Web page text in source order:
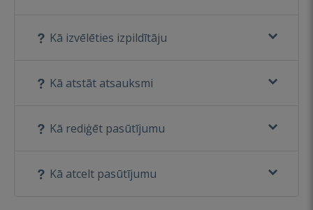
Kā izvēlēties izpildītāju
Kā atstāt atsauksmi
Kā rediģēt pasūtījumu
Kā atcelt pasūtījumu